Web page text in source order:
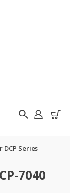
DCP Series
7040